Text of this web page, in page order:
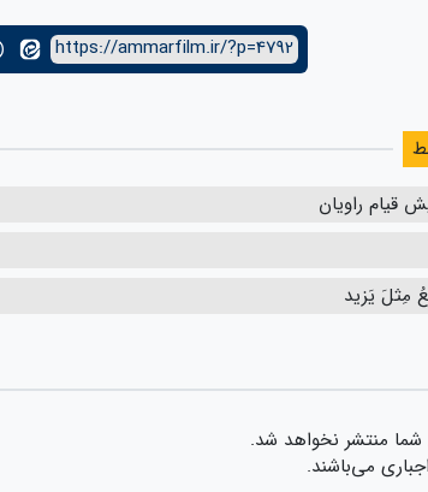
https://ammarfilm.ir/?p=4792
قیام راویان
مِثلَ یَزید
شما منتشر نخواهد شد.
می‌باشند.